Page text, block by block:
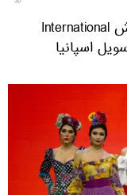
مدل در لباسی از Teressa Ninu در نمایش International